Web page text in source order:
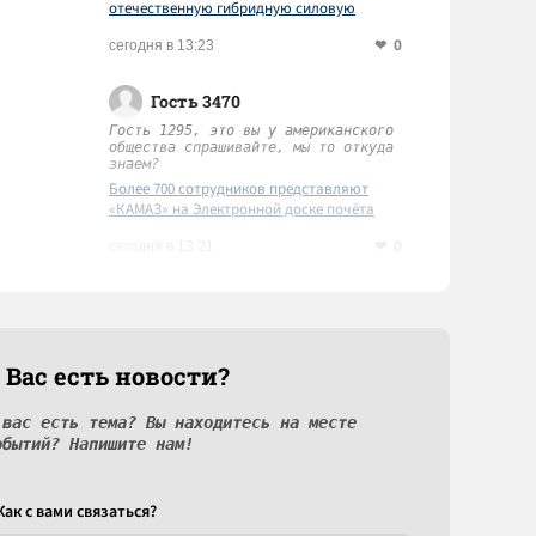
отечественную гибридную силовую
сегодня в 13:23 0
Гость 3470
Гость 1295, это вы у американского
общества спрашивайте, мы то откуда
знаем?
Более 700 сотрудников представляют
«КАМАЗ» на Электронной доске почёта
есть новости?
есть тема? Вы находитесь на месте
Напишите нам!
c вами связаться?